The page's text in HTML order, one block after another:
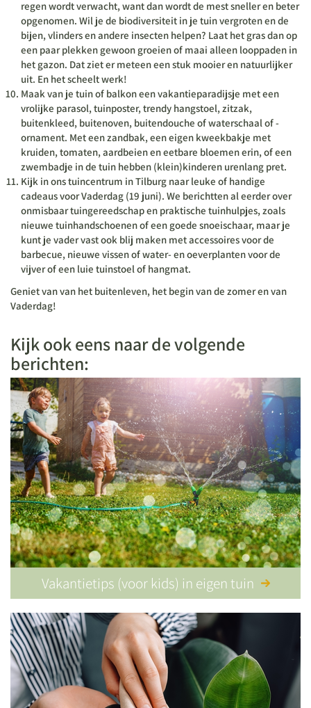
regen wordt verwacht, want dan wordt de mest sneller en beter
opgenomen. Wil je de biodiversiteit in je tuin vergroten en de
bijen, vlinders en andere insecten helpen? Laat het gras dan op
een paar plekken gewoon groeien of maai alleen looppaden in
het gazon. Dat ziet er meteen een stuk mooier en natuurlijker
uit. En het scheelt werk!
Maak van je tuin of balkon een vakantieparadijsje met een
vrolijke parasol, tuinposter, trendy hangstoel, zitzak,
buitenkleed, buitenoven, buitendouche of waterschaal of -
ornament. Met een zandbak, een eigen kweekbakje met
kruiden, tomaten, aardbeien en eetbare bloemen erin, of een
zwembadje in de tuin hebben (klein)kinderen urenlang pret.
Kijk in ons tuincentrum in Tilburg naar leuke of handige
cadeaus voor Vaderdag (19 juni). We berichtten al eerder over
onmisbaar tuingereedschap en praktische tuinhulpjes, zoals
nieuwe tuinhandschoenen of een goede snoeischaar, maar je
kunt je vader vast ook blij maken met accessoires voor de
barbecue, nieuwe vissen of water- en oeverplanten voor de
vijver of een luie tuinstoel of hangmat.
Geniet van van het buitenleven, het begin van de zomer en van
Vaderdag!
Kijk ook eens naar de volgende
berichten:
Vakantietips (voor kids) in eigen tuin